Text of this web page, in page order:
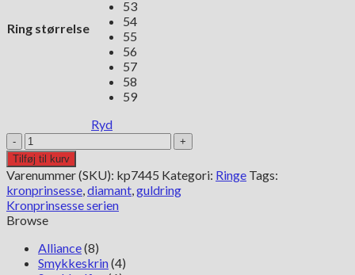
Ring størrelse
53
54
55
56
57
58
59
Ryd
Kronprinsesse
ring
antal
Tilføj til kurv
Varenummer (SKU): kp7445 Kategori: Ringe Tags:
kronprinsesse,diamant,guldring
Kronprinsesse serien
Browse
Alliance(8)
Smykkeskrin(4)